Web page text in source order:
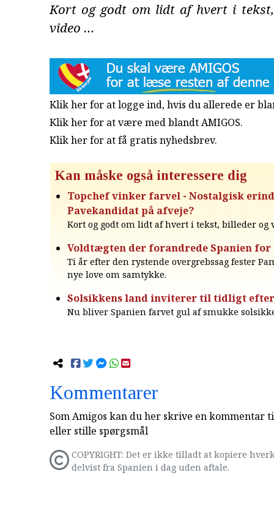
Kort og godt om lidt af hvert i
video …
Klik her for at logge ind, hvis du allerede er
Klik her for at være med blandt AMIGOS.
Klik her for at få gratis nyhedsbrev.
Kan måske også interessere dig
Topchef vinker farvel - Nostalgisk
Pavekandidat på afveje?
Kort og godt om lidt af hvert i tekst, billeder og
Voldtægten der forandrede Spanien
Ti år efter den rystende overgrebssag fester
nye love om samtykke.
Solsikkens land inviterer til tidligt
Nu bliver Spanien farvet gul af smukke
Kommentarer
Som Amigos kan du her skrive en kommentar
eller stille spørgsmål
COPYRIGHT: Det er ikke tilladt at kopiere
delvist fra Spanien i dag uden aftale.